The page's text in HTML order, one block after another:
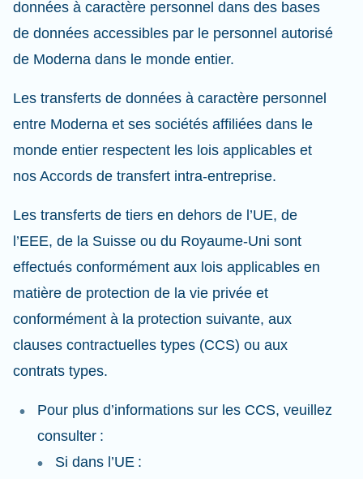
données à caractère personnel dans des bases
de données accessibles par le personnel autorisé
de Moderna dans le monde entier.
Les transferts de données à caractère personnel
entre Moderna et ses sociétés affiliées dans le
monde entier respectent les lois applicables et
nos Accords de transfert intra-entreprise.
Les transferts de tiers en dehors de l’UE, de
l’EEE, de la Suisse ou du Royaume-Uni sont
effectués conformément aux lois applicables en
matière de protection de la vie privée et
conformément à la protection suivante, aux
clauses contractuelles types (CCS) ou aux
contrats types.
Pour plus d’informations sur les CCS, veuillez
consulter :
Si dans l’UE :